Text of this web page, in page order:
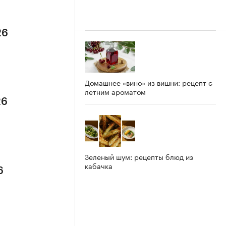
Домашнее «вино» из вишни: рецепт с
летним ароматом
Зеленый шум: рецепты блюд из
кабачка